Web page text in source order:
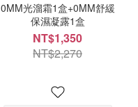
0MM光溜霜1盒+0MM舒緩
保濕凝露1盒
NT$1,350
NT$2,270